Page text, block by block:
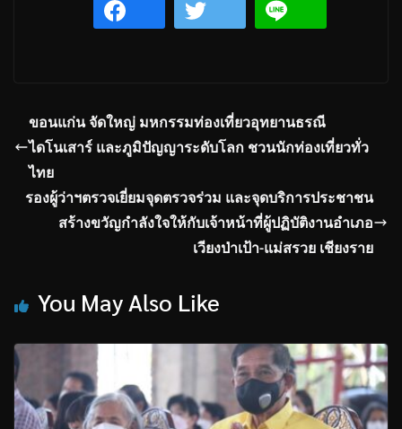
ขอนแก่น จัดใหญ่ มหกรรมท่องเที่ยวอุทยานธรณี
ไดโนเสาร์ และภูมิปัญญาระดับโลก ชวนนักท่องเที่ยวทั่ว
ไทย
รองผู้ว่าฯตรวจเยี่ยมจุดตรวจร่วม และจุดบริการประชาชน
สร้างขวัญกำลังใจให้กับเจ้าหน้าที่ผู้ปฏิบัติงานอำเภอ
เวียงป่าเป้า-แม่สรวย เชียงราย
You May Also Like